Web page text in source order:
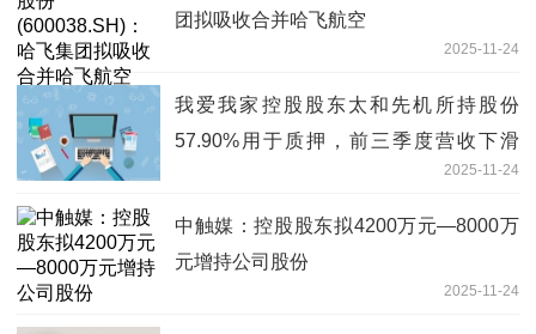
团拟吸收合并哈飞航空
2025-11-24
我爱我家控股股东太和先机所持股份
57.90%用于质押，前三季度营收下滑
2025-11-24
中触媒：控股股东拟4200万元—8000万
元增持公司股份
2025-11-24